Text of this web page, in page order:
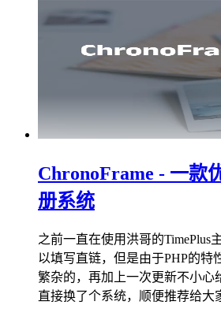
ChronoFrame - 一款
册系统
之前一直在使用洪哥的TimePlus
以填写直链，但是由于PHP的特
繁杂的，再加上一次更新不小心
直接换了个系统，顺便推荐给大